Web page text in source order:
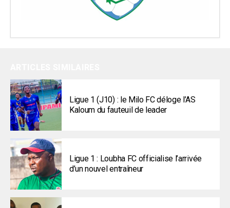
Ligue 1 (J10) : le Milo FC déloge l’AS
Kaloum du fauteuil de leader
Ligue 1 : Loubha FC officialise l’arrivée
d’un nouvel entraîneur